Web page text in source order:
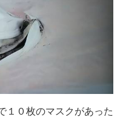
１０枚のマスクがあった